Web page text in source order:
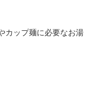
カップ麺に必要なお湯